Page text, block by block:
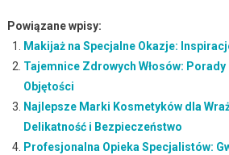
Powiązane wpisy:
Makijaż na Specjalne Okazje:
Tajemnice Zdrowych Włosów: Porady
Objętości
Najlepsze Marki Kosmetyków dla
Delikatność i Bezpieczeństwo
Profesjonalna Opieka Specjalistów: